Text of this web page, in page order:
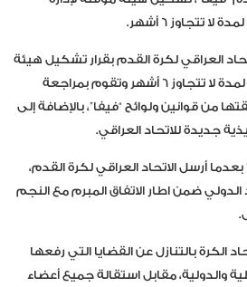
تتجاوز 6 أشهر.
العراقي لكرة القدم بقرار تشكيل هيئة
مؤقتة تدير الاتحاد العراقي لمدة لا تتجاوز 6 أشهر وتقوم بمراجعة
من قوانين ولوائح “فيفا”، بالإضافة إلى
جديدة للاتحاد العراقي.
بعدما أرسل الاتحاد العراقي لكرة القدم،
الدولي ضمن اطار الاتفاق المبرم مع النجم
الكرة بالتنازل عن القضايا التي رفعها
والدولية، مقابل استقالة جميع أعضاء